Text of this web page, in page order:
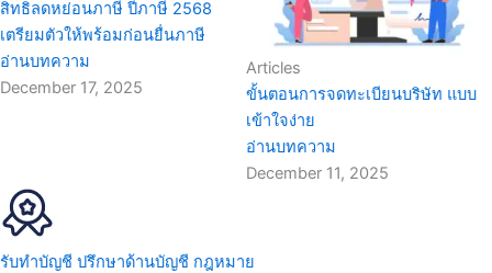
b
o
k
สิทธิลดหย่อนภาษี ปีภาษี 2568
เตรียมตัวให้พร้อมก่อนยื่นภาษี
อ่านบทความ
December 17, 2025
Articles
ขั้นตอนการจดทะเบียนบริษัท แบบ
เข้าใจง่าย
อ่านบทความ
December 11, 2025
รับทำบัญชี ปรึกษาด้านบัญชี กฎหมาย